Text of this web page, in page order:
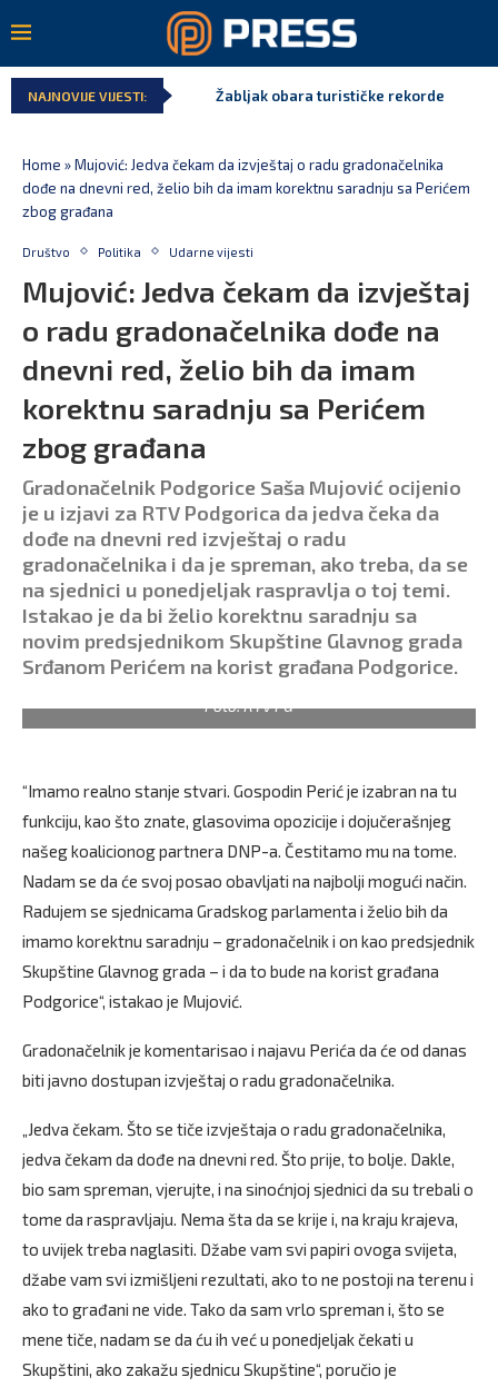
NAJNOVIJE VIJESTI: Žabljak obara turističke rekorde
Home »Mujović: Jedva čekam da izvještaj o radu gradonačelnika
dođe na dnevni red, želio bih da imam korektnu saradnju sa Perićem
zbog građana
Društvo Politika Udarne vijesti
Mujović: Jedva čekam da izvještaj
o radu gradonačelnika dođe na
dnevni red, želio bih da imam
korektnu saradnju sa Perićem
zbog građana
Gradonačelnik Podgorice Saša Mujović ocijenio
je u izjavi za RTV Podgorica da jedva čeka da
dođe na dnevni red izvještaj o radu
gradonačelnika i da je spreman, ako treba, da se
na sjednici u ponedjeljak raspravlja o toj temi.
Istakao je da bi želio korektnu saradnju sa
novim predsjednikom Skupštine Glavnog grada
Srđanom Perićem na korist građana Podgorice.
Foto: RTV PG
“Imamo realno stanje stvari. Gospodin Perić je izabran na tu
funkciju, kao što znate, glasovima opozicije i dojučerašnjeg
našeg koalicionog partnera DNP-a. Čestitamo mu na tome.
Nadam se da će svoj posao obavljati na najbolji mogući način.
Radujem se sjednicama Gradskog parlamenta i želio bih da
imamo korektnu saradnju – gradonačelnik i on kao predsjednik
Skupštine Glavnog grada – i da to bude na korist građana
Podgorice“, istakao je Mujović.
Gradonačelnik je komentarisao i najavu Perića da će od danas
biti javno dostupan izvještaj o radu gradonačelnika.
„Jedva čekam. Što se tiče izvještaja o radu gradonačelnika,
jedva čekam da dođe na dnevni red. Što prije, to bolje. Dakle,
bio sam spreman, vjerujte, i na sinoćnjoj sjednici da su trebali o
tome da raspravljaju. Nema šta da se krije i, na kraju krajeva,
to uvijek treba naglasiti. Džabe vam svi papiri ovoga svijeta,
džabe vam svi izmišljeni rezultati, ako to ne postoji na terenu i
ako to građani ne vide. Tako da sam vrlo spreman i, što se
mene tiče, nadam se da ću ih već u ponedjeljak čekati u
Skupštini, ako zakažu sjednicu Skupštine“, poručio je